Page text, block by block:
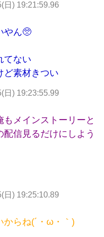
日) 19:21:59.96
やん🥺
てない
ど素材きつい
日) 19:23:55.99
メインストーリーと
信見るだけにしよう
日) 19:25:10.89
からね(´・ω・｀)